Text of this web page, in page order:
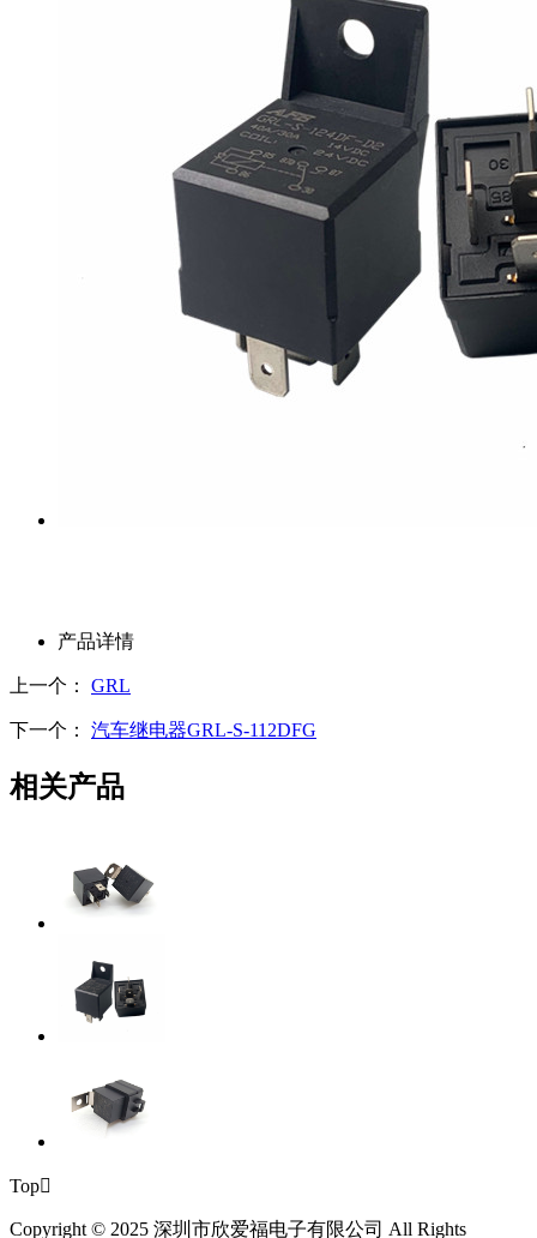
产品详情
上一个： GRL
下一个： 汽车继电器GRL-S-112DFG
相关产品
Top
Copyright © 2025 深圳市欣爱福电子有限公司 All Rights